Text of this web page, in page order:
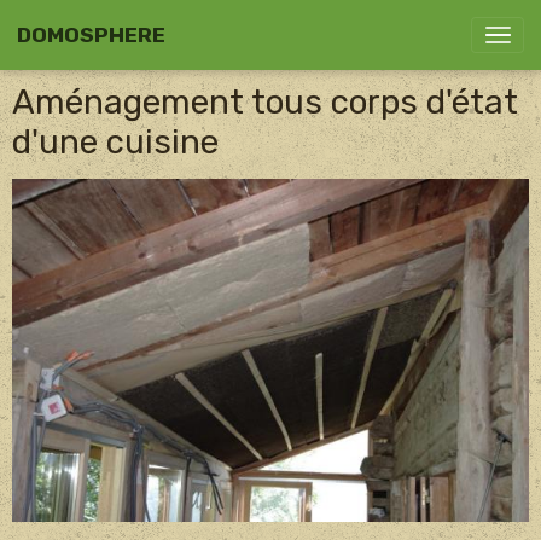
DOMOSPHERE
Aménagement tous corps d'état
d'une cuisine